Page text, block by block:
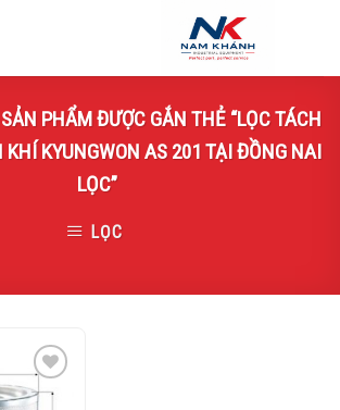
SẢN PHẨM ĐƯỢC GẮN THẺ “LỌC TÁCH
KHÍ KYUNGWON AS 201 TẠI ĐỒNG NAI
LỌC”
LỌC
Add to